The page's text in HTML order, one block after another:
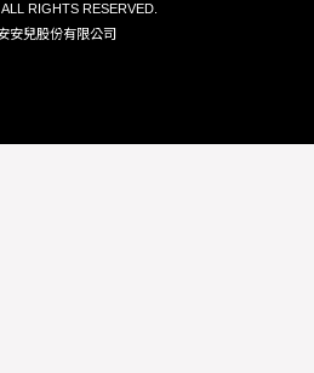
RIGHTS RESERVED.
安兒股份有限公司